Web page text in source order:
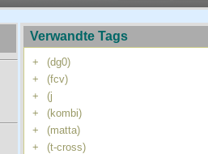
Verwandte Tags
+
(dg0)
+
(fcv)
+
(j
+
(kombi)
+
(matta)
+
(t-cross)